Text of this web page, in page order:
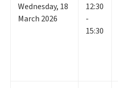
Wednesday, 18
March 2026
12:30
-
15:30